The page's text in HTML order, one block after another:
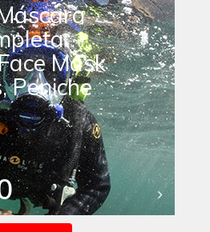
Mask
Peniche